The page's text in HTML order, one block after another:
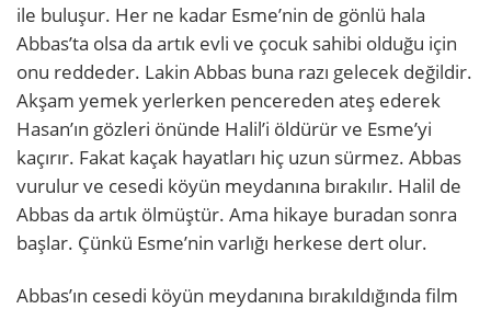
ile buluşur. Her ne kadar Esme’nin de gönlü hala
Abbas’ta olsa da artık evli ve çocuk sahibi olduğu için
onu reddeder. Lakin Abbas buna razı gelecek değildir.
Akşam yemek yerlerken pencereden ateş ederek
Hasan’ın gözleri önünde Halil’i öldürür ve Esme’yi
kaçırır. Fakat kaçak hayatları hiç uzun sürmez. Abbas
vurulur ve cesedi köyün meydanına bırakılır. Halil de
Abbas da artık ölmüştür. Ama hikaye buradan sonra
başlar. Çünkü Esme’nin varlığı herkese dert olur.
Abbas’ın cesedi köyün meydanına bırakıldığında film